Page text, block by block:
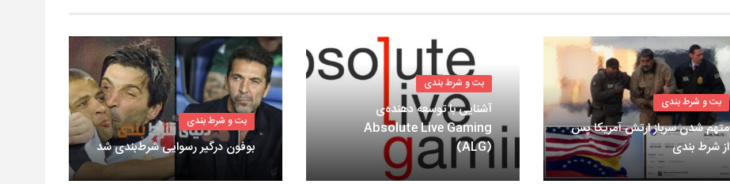
بت و شرط بندی
متهم شدن سرباز ارتش آمریکا پس
از شرط بندی
بت و شرط بندی
آشنایی با توسعه دهنده‌ی
Absolute Live Gaming
(ALG)
بت و شرط بندی
بوفون درگیر رسوایی شرط‌بندی شد